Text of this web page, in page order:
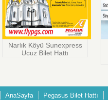
Narlık Köyü Sunexpress
Ucuz Bilet Hattı
AnaSayfa Pegasus Bilet Hattı